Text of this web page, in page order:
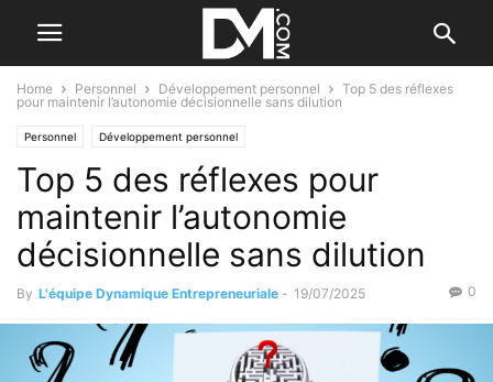
Home Personnel Développement personnel
Top 5 des réflexes
pour maintenir l’autonomie décisionnelle sans dilution
Personnel Développement personnel
Top 5 des réflexes pour
maintenir l’autonomie
décisionnelle sans dilution
By L'équipe Dynamique Entrepreneuriale - 19/07/2025 0